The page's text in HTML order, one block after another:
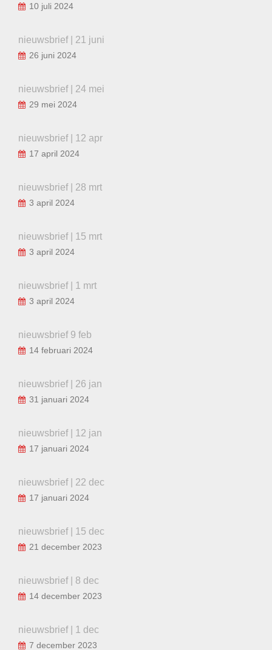
10 juli 2024
nieuwsbrief | 21 juni
26 juni 2024
nieuwsbrief | 24 mei
29 mei 2024
nieuwsbrief | 12 apr
17 april 2024
nieuwsbrief | 28 mrt
3 april 2024
nieuwsbrief | 15 mrt
3 april 2024
nieuwsbrief | 1 mrt
3 april 2024
nieuwsbrief 9 feb
14 februari 2024
nieuwsbrief | 26 jan
31 januari 2024
nieuwsbrief | 12 jan
17 januari 2024
nieuwsbrief | 22 dec
17 januari 2024
nieuwsbrief | 15 dec
21 december 2023
nieuwsbrief | 8 dec
14 december 2023
nieuwsbrief | 1 dec
7 december 2023